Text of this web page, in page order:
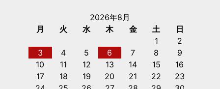
2026年8月
月
火 水 木 金 土
日
1
2
3
4 5 6 7 8
9
10
11 12 13 14 15
16
17
18 19 20 21 22
23